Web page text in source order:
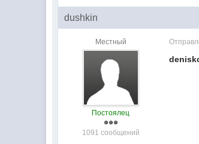
dushkin
Местный
Постоялец
1091 сообщений